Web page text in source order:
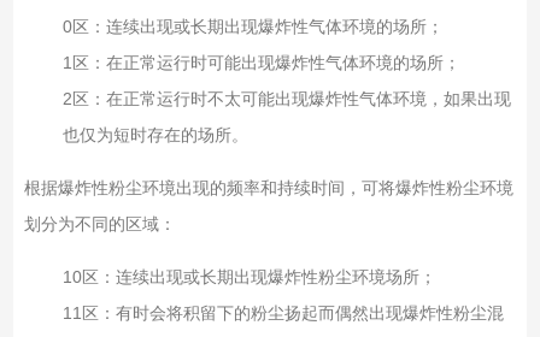
0区：连续出现或长期出现爆炸性气体环境的场所；
1区：在正常运行时可能出现爆炸性气体环境的场所；
2区：在正常运行时不太可能出现爆炸性气体环境，如果出现
也仅为短时存在的场所。
根据爆炸性粉尘环境出现的频率和持续时间，可将爆炸性粉尘环境
划分为不同的区域：
10区：连续出现或长期出现爆炸性粉尘环境场所；
11区：有时会将积留下的粉尘扬起而偶然出现爆炸性粉尘混